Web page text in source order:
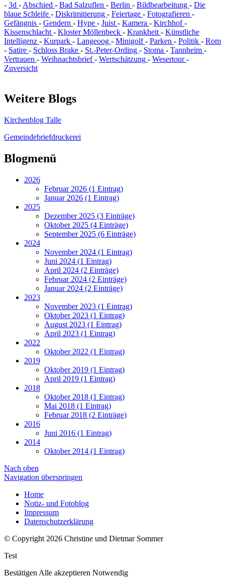
- 3d - Abschied - Bad Salzuflen - Berlin - Bildbearbeitung - Die
blaue Schleife - Diskrimitierung - Feiertage - Fotografieren -
Gefängnis - Gendern - Hype - Juist - Kamera - Kirchhof-
Kissenschlacht - Kloster Möllenbeck - Krankheit - Künstliche
Intelligenz - Kurpark - Langeoog - Minigolf- Parken - Politik - Rom
- Satire - Schloss Brake - St.-Peter-Ording - Stoma - Tannheim -
Vertrauen - Weihnachtsbrief- Wertschätzung - Wesertour-
Zuversicht
Weitere Blogs
Kirchenblog Talle
Gemeindebriefdruckerei
Blogmenü
2026
Februar 2026 (1 Eintrag)
Januar 2026 (1 Eintrag)
2025
Dezember 2025 (3 Einträge)
Oktober 2025 (4 Einträge)
September 2025 (6 Einträge)
2024
November 2024 (1 Eintrag)
Juni 2024 (1 Eintrag)
April 2024 (2 Einträge)
Februar 2024 (2 Einträge)
Januar 2024 (2 Einträge)
2023
November 2023 (1 Eintrag)
Oktober 2023 (1 Eintrag)
August 2023 (1 Eintrag)
April 2023 (1 Eintrag)
2022
Oktober 2022 (1 Eintrag)
2019
Oktober 2019 (1 Eintrag)
April 2019 (1 Eintrag)
2018
Oktober 2018 (1 Eintrag)
Mai 2018 (1 Eintrag)
Februar 2018 (2 Einträge)
2016
Juni 2016 (1 Eintrag)
2014
Oktober 2014 (1 Eintrag)
Nach oben
Navigation überspringen
Home
Notiz- und Fotoblog
Impressum
Datenschutzerklärung
© Copyright 2026 Christine und Dietmar Sommer
Test
Bestätigen Alle akzeptieren Notwendig